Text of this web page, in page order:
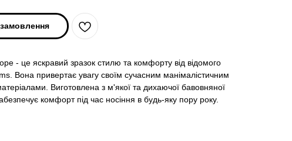
- це яскравий зразок стилю та комфорту від відомого
Вона привертає увагу своїм сучасним манімалістичним
Виготовлена з м'якої та дихаючої бавовняної
комфорт під час носіння в будь-яку пору року.